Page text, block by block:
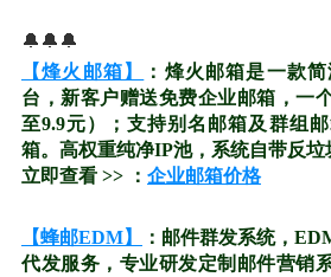
🔔🔔🔔
【烽火邮箱】
：烽火邮箱是一款
台，新客户赠送免费企业邮箱，一
至9.9元）；支持别名邮箱及群组
箱。高权重纯净IP池，系统自带反垃
立即查看 >> ： 企业邮箱价格
【蜂邮EDM】
：邮件群发系统，
代发服务，专业研发定制邮件营销